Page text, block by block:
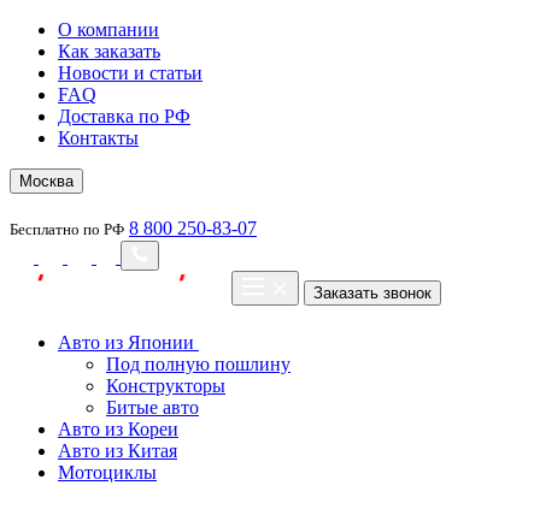
О компании
Как заказать
Новости и статьи
FAQ
Доставка по РФ
Контакты
Москва
Бесплатно по РФ 8 800 250-83-07
Заказать звонок
Авто из Японии
Под полную пошлину
Конструкторы
Битые авто
Авто из Кореи
Авто из Китая
Мотоциклы